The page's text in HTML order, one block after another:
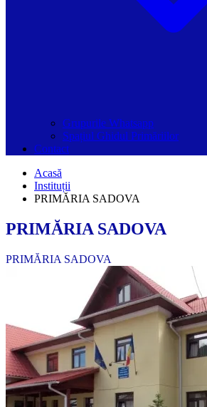
Grupurile Whatsapp
Spațiul Ghidul Primăriilor
Contact
Acasă
Instituții
PRIMĂRIA SADOVA
PRIMĂRIA SADOVA
PRIMĂRIA SADOVA